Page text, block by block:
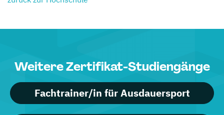
Weitere Zertifikat-Studiengänge
Fachtrainer/in für Ausdauersport